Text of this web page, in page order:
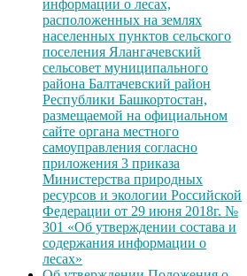
информации о лесах,
расположенных на землях
населенных пунктов сельского
поселения Ялангачевский
сельсовет муниципального
района Балтачевский район
Республики Башкортостан,
размещаемой на официальном
сайте органа местного
самоуправления согласно
приложения 3 приказа
Министерства природных
ресурсов и экологии Российской
Федерации от 29 июня 2018г. №
301 «Об утверждении состава и
содержания информации о
лесах»